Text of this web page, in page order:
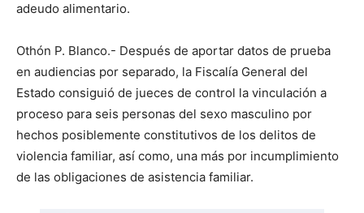
adeudo alimentario.
Othón P. Blanco.- Después de aportar datos de prueba
en audiencias por separado, la Fiscalía General del
Estado consiguió de jueces de control la vinculación a
proceso para seis personas del sexo masculino por
hechos posiblemente constitutivos de los delitos de
violencia familiar, así como, una más por incumplimiento
de las obligaciones de asistencia familiar.